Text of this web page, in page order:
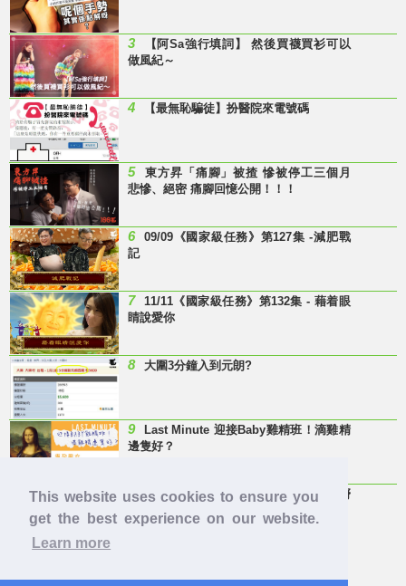
This website uses cookies to ensure you
get the best experience on our website.
Learn more
3
【阿Sa強行填詞】 然後買襪買衫可以
做風紀～
4 【最無恥騙徒】扮醫院來電號碼
5
東方昇「痛腳」被揸 慘被停工三個月
悲慘、絕密 痛腳回憶公開！！！
6
09/09《國家級任務》第127集 -減肥戰
記
7
11/11《國家級任務》第132集 - 藉着眼
睛說愛你
8 大圍3分鐘入到元朗?
9
Last Minute 迎接Baby雞精班！滴雞精
邊隻好？
10
【童年回憶】 有冇人記得呢兩隻嘢